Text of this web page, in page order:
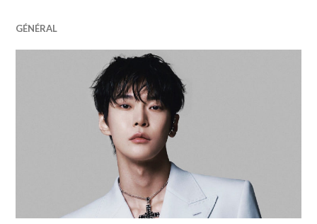
GÉNÉRAL